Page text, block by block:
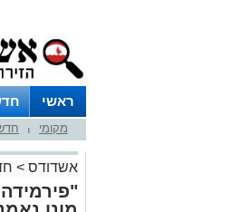
ראשי
מקומי
אשדודס >